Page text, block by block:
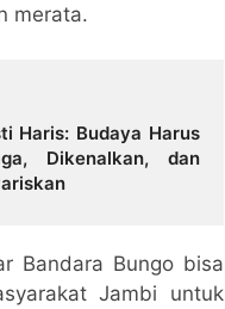
merata.
Haris: Budaya Harus
Dikenalkan, dan
Bandara Bungo bisa
Jambi untuk